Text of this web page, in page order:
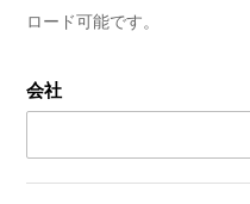
ロード可能です。
会社